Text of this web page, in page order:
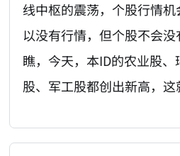
线中枢的震荡，个股行情
以没有行情，但个股不会
瞧，今天，本ID的农业股
股、军工股都创出新高，这